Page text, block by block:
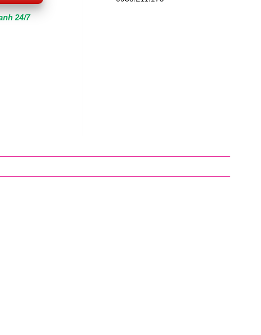
24/7